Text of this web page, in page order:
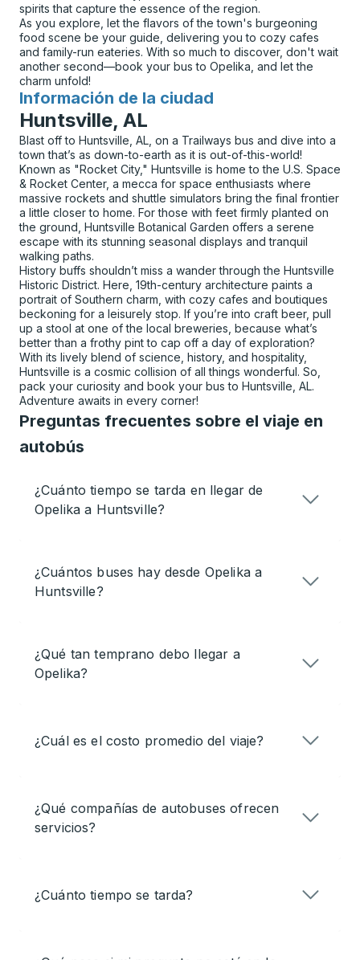
spirits that capture the essence of the region.
As you explore, let the flavors of the town's burgeoning
food scene be your guide, delivering you to cozy cafes
and family-run eateries. With so much to discover, don't wait
another second—book your bus to Opelika, and let the
charm unfold!
Información de la ciudad
para
Huntsville, AL
Blast off to Huntsville, AL, on a Trailways bus and dive into a
town that’s as down-to-earth as it is out-of-this-world!
Known as "Rocket City," Huntsville is home to the U.S. Space
& Rocket Center, a mecca for space enthusiasts where
massive rockets and shuttle simulators bring the final frontier
a little closer to home. For those with feet firmly planted on
the ground, Huntsville Botanical Garden offers a serene
escape with its stunning seasonal displays and tranquil
walking paths.
History buffs shouldn’t miss a wander through the Huntsville
Historic District. Here, 19th-century architecture paints a
portrait of Southern charm, with cozy cafes and boutiques
beckoning for a leisurely stop. If you’re into craft beer, pull
up a stool at one of the local breweries, because what’s
better than a frothy pint to cap off a day of exploration?
With its lively blend of science, history, and hospitality,
Huntsville is a cosmic collision of all things wonderful. So,
pack your curiosity and book your bus to Huntsville, AL.
Adventure awaits in every corner!
Preguntas frecuentes sobre el viaje en
autobús
¿Cuánto tiempo se tarda en llegar de
Opelika a Huntsville?
¿Cuántos buses hay desde Opelika a
Huntsville?
¿Qué tan temprano debo llegar a
Opelika?
¿Cuál es el costo promedio del viaje?
¿Qué compañías de autobuses ofrecen
servicios?
¿Cuánto tiempo se tarda?